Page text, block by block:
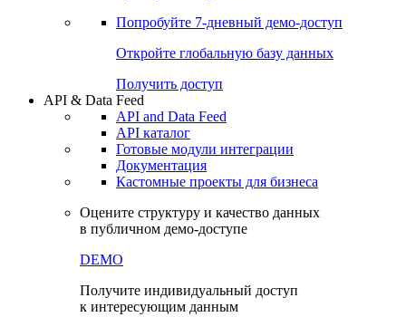
Попробуйте 7-дневный демо-доступ
Откройте глобальную базу данных
Получить доступ
API & Data Feed
API and Data Feed
API каталог
Готовые модули интеграции
Документация
Кастомные проекты для бизнеса
Оцените структуру и качество данных
в публичном демо-доступе
DEMO
Получите индивидуальный доступ
к интересующим данным